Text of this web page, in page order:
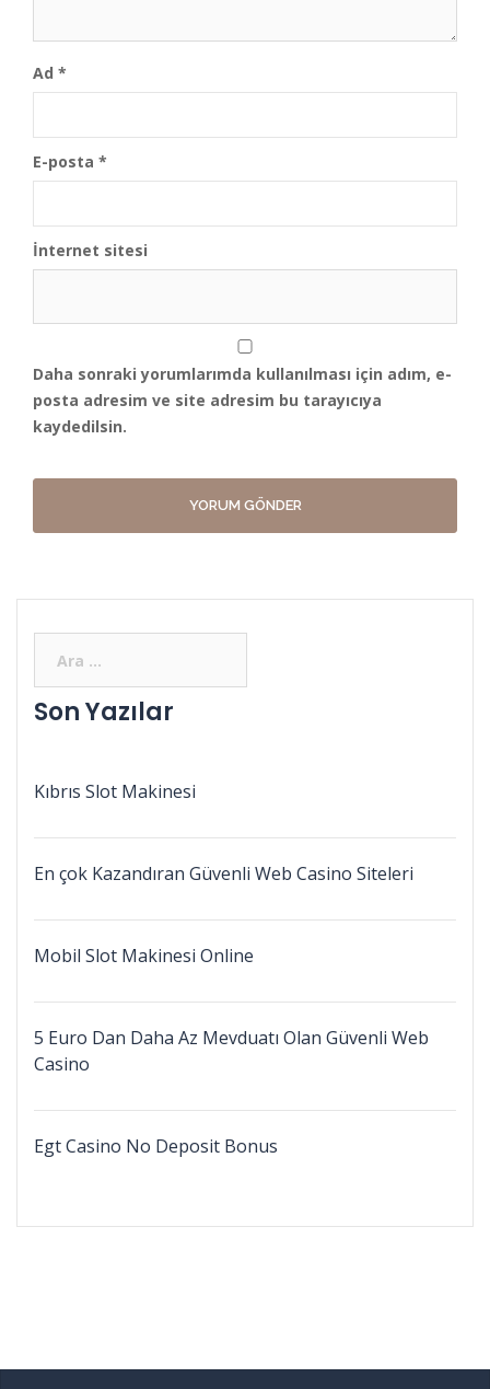
Ad *
E-posta *
İnternet sitesi
Daha sonraki yorumlarımda kullanılması için adım, e-
posta adresim ve site adresim bu tarayıcıya
kaydedilsin.
Son Yazılar
Kıbrıs Slot Makinesi
En çok Kazandıran Güvenli Web Casino Siteleri
Mobil Slot Makinesi Online
5 Euro Dan Daha Az Mevduatı Olan Güvenli Web
Casino
Egt Casino No Deposit Bonus